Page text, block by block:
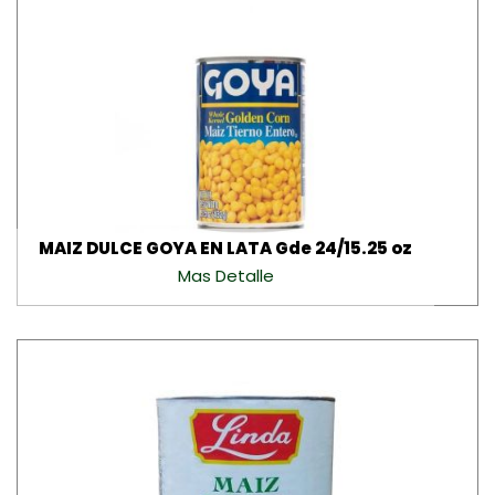
MAIZ DULCE GOYA EN LATA Gde 24/15.25 oz
Mas Detalle